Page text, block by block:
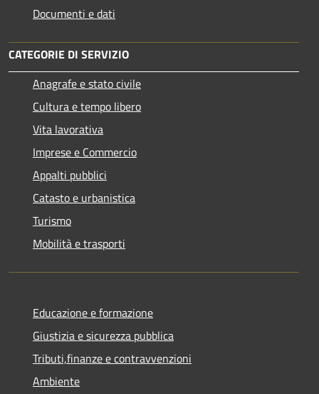
Documenti e dati
CATEGORIE DI SERVIZIO
Anagrafe e stato civile
Cultura e tempo libero
Vita lavorativa
Imprese e Commercio
Appalti pubblici
Catasto e urbanistica
Turismo
Mobilità e trasporti
Educazione e formazione
Giustizia e sicurezza pubblica
Tributi,finanze e contravvenzioni
Ambiente